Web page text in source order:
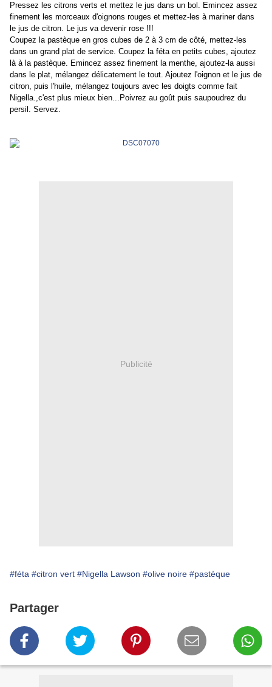
Pressez les citrons verts et mettez le jus dans un bol. Emincez assez
finement les morceaux d'oignons rouges et mettez-les à mariner dans
le jus de citron. Le jus va devenir rose !!!
Coupez la pastèque en gros cubes de 2 à 3 cm de côté, mettez-les
dans un grand plat de service. Coupez la féta en petits cubes, ajoutez
là à la pastèque. Emincez assez finement la menthe, ajoutez-la aussi
dans le plat, mélangez délicatement le tout. Ajoutez l'oignon et le jus de
citron, puis l'huile, mélangez toujours avec les doigts comme fait
Nigella.,c'est plus mieux bien...Poivrez au goût puis saupoudrez du
persil. Servez.
Publicité
#féta #citron vert #Nigella Lawson #olive noire #pastèque
Partager